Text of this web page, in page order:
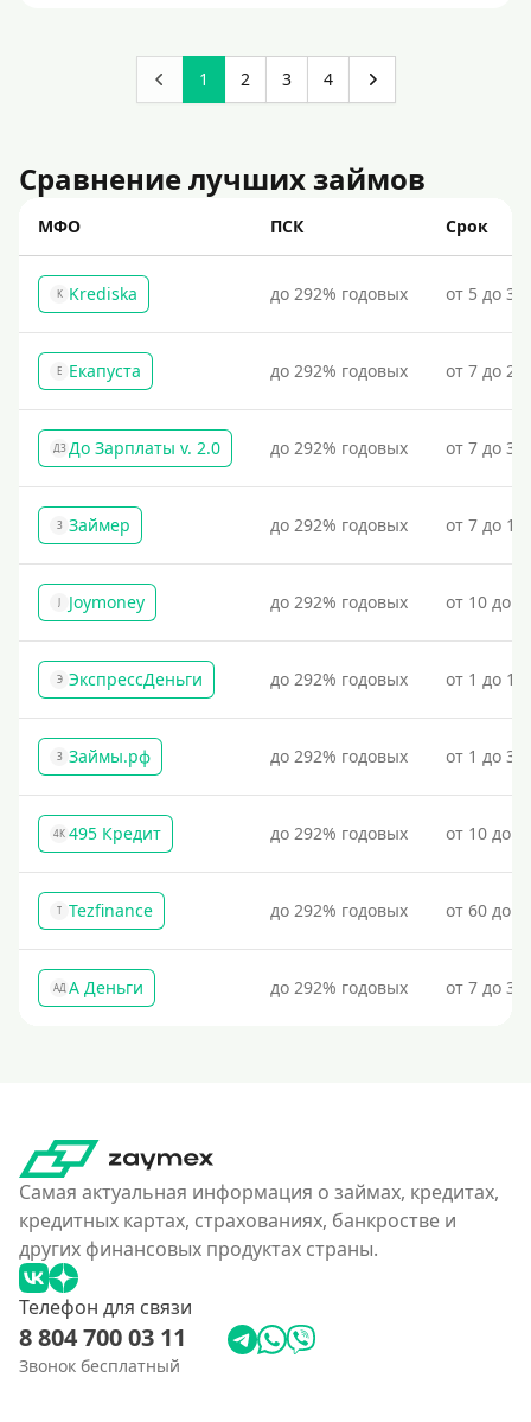
1 2 3 4
Сравнение лучших займов
МФО ПСК Срок
K Krediska до 292% годовых от 5 до
Е Екапуста до 292% годовых от 7 до
ДЗ До Зарплаты v. 2.0 до 292% годовых от 7 до
З Займер до 292% годовых от 7 до
J Joymoney до 292% годовых от 10 до
Э ЭкспрессДеньги до 292% годовых от 1 до
З Займы.рф до 292% годовых от 1 до
4К 495 Кредит до 292% годовых от 10 до
T Tezfinance до 292% годовых от 60 до
АД А Деньги до 292% годовых от 7 до
Самая актуальная информация о займах, кредитах,
кредитных картах, страхованиях, банкростве и
других финансовых продуктах страны.
Телефон для связи
8 804 700 03 11
Звонок бесплатный